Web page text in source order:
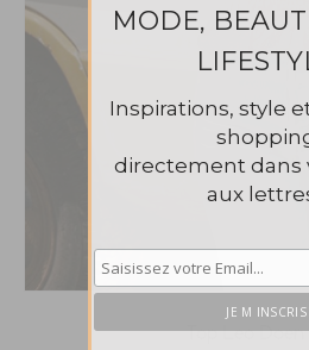
Top Leo Doen
MODE,
Inspirations, style
directement dans
aux